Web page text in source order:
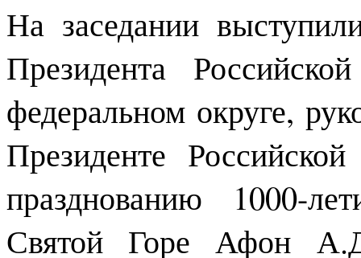
На заседании
Президента
федеральном округе,
Президенте
празднованию 1000-
Святой Горе Афон